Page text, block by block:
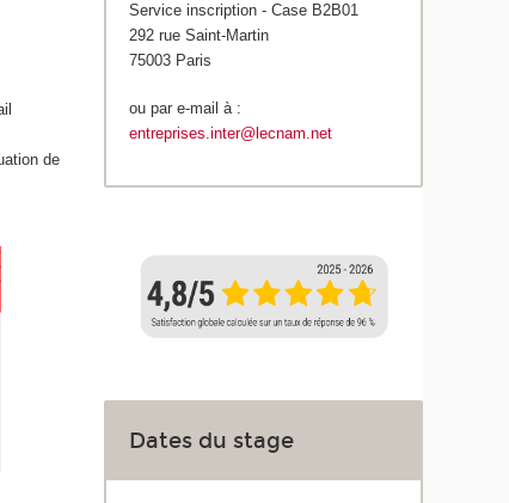
de
Service inscription - Case B2B01
292 rue Saint-Martin
75003 Paris
ou par e-mail à :
entreprises.inter@lecnam.net
Dates du stage